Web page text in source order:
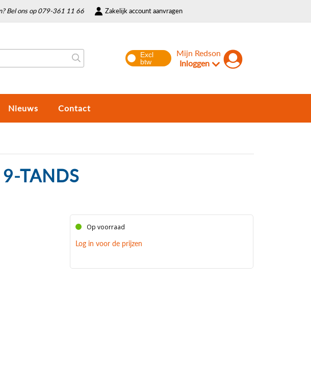
Bel ons op 079-361 11 66 Zakelijk account aanvragen
Mijn Redson
Inloggen
Nieuws Contact
TANDS
Op voorraad
Log in voor de prijzen